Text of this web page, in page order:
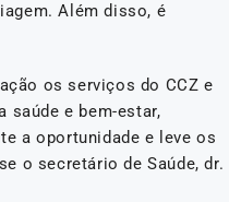
Além disso, é
os serviços do CCZ e
saúde e bem-estar,
a oportunidade e leve os
o secretário de Saúde, dr.